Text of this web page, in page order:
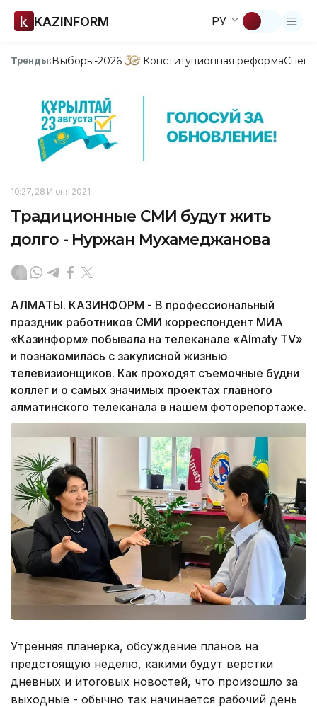
KAZINFORM РУ
Тренды:Выборы-2026 Конституционная реформа
10:27, 28 Июня 2021
Традиционные СМИ будут жить
долго - Нуржан Мухамеджанова
АЛМАТЫ. КАЗИНФОРМ - В профессиональный
праздник работников СМИ корреспондент МИА
«Казинформ» побывала на телеканале «Almaty TV»
и познакомилась с закулисной жизнью
телевизионщиков. Как проходят съемочные будни
коллег и о самых значимых проектах главного
алматинского телеканала в нашем фоторепортаже.
Утренняя планерка, обсуждение планов на
предстоящую неделю, какими будут верстки
дневных и итоговых новостей, что произошло за
выходные - обычно так начинается рабочий день